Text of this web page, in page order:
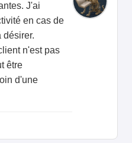
J'ai
en cas de
désirer.
n'est pas
être
d'une